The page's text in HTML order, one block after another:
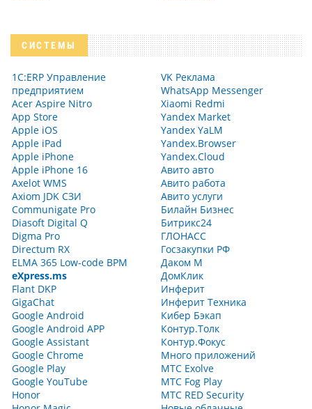
СИСТЕМЫ
1С:ERP Управление
предприятием
Acer Aspire Nitro
App Store
Apple iOS
Apple iPad
Apple iPhone
Apple iPhone 16
Axelot WMS
Axiom JDK СЗИ
Communigate Pro
Diasoft Digital Q
Digma Pro
Directum RX
ELMA 365 Low-code BPM
eXpress.ms
Flant DKP
GigaChat
Google Android
Google Android APP
Google Assistant
Google Chrome
Google Play
Google YouTube
Honor
VK Реклама
WhatsApp Messenger
Xiaomi Redmi
Yandex Market
Yandex YaLM
Yandex.Browser
Yandex.Cloud
Авито авто
Авито работа
Авито услуги
Билайн Бизнес
Битрикс24
ГЛОНАСС
Госзакупки РФ
Даком М
ДомКлик
Инферит
Инферит Техника
Кибер Бэкап
Контур.Толк
Контур.Фокус
Много приложений
МТС Exolve
МТС Fog Play
МТС RED Security